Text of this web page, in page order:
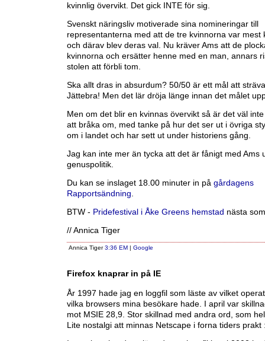
kvinnlig övervikt. Det gick INTE för sig.
Svenskt näringsliv motiverade sina nomineringar till
representanterna med att de tre kvinnorna var mest
och därav blev deras val. Nu kräver Ams att de
kvinnorna och ersätter henne med en man, annars
stolen att förbli tom.
Ska allt dras in absurdum? 50/50 är ett mål att
Jättebra! Men det lär dröja länge innan det målet
Men om det blir en kvinnas övervikt så är det väl
att bråka om, med tanke på hur det ser ut i övriga
om i landet och har sett ut under historiens gång.
Jag kan inte mer än tycka att det är fånigt med Ams
genuspolitik.
Du kan se inslaget 18.00 minuter in på gårdagens
Rapportsändning.
BTW - Pridefestival i Åke Greens hemstad nästa
// Annica Tiger
Annica Tiger3:36 EM | Google
Firefox knaprar in på IE
År 1997 hade jag en loggfil som läste av vilket
vilka browsers mina besökare hade. I april var
mot MSIE 28,9. Stor skillnad med andra ord, som
Lite nostalgi att minnas Netscape i forna tiders prakt